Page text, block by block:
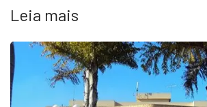
Leia mais